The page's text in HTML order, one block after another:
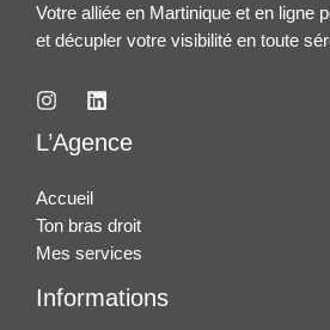
Votre alliée en Martinique et en ligne
et décupler votre visibilité en toute
L’Agence
Accueil
Ton bras droit
Mes services
Informations